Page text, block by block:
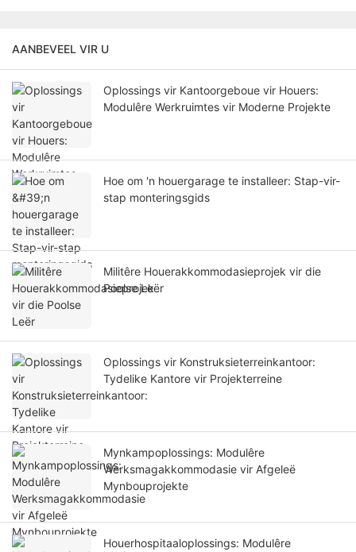
AANBEVEEL VIR U
Oplossings vir Kantoorgeboue vir Houers:
Modulêre Werkruimtes vir Moderne Projekte
Hoe om 'n houergarage te installeer: Stap-vir-
stap monteringsgids
Militêre Houerakkommodasieprojek vir die
Poolse Leër
Oplossings vir Konstruksieterreinkantoor:
Tydelike Kantore vir Projekterreine
Mynkampoplossings: Modulêre
Werksmagakkommodasie vir Afgeleë
Mynbouprojekte
Houerhospitaaloplossings: Modulêre